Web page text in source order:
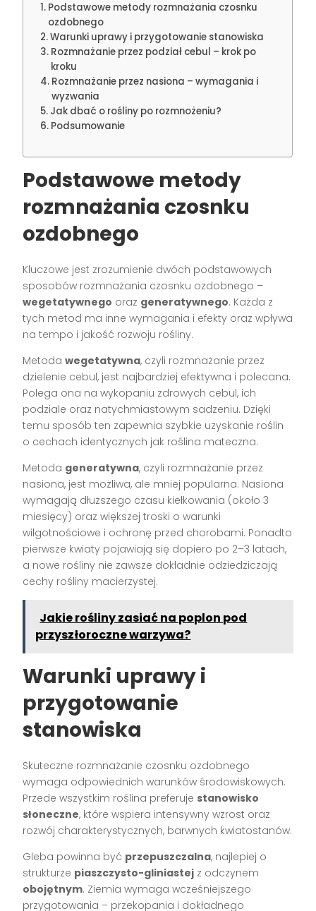
Podstawowe metody rozmnażania czosnku
ozdobnego
Warunki uprawy i przygotowanie stanowiska
Rozmnażanie przez podział cebul – krok po
kroku
Rozmnażanie przez nasiona – wymagania i
wyzwania
Jak dbać o rośliny po rozmnożeniu?
Podsumowanie
Podstawowe metody
rozmnażania czosnku
ozdobnego
Kluczowe jest zrozumienie dwóch podstawowych
sposobów rozmnażania czosnku ozdobnego –
wegetatywnego oraz generatywnego. Każda z
tych metod ma inne wymagania i efekty oraz wpływa
na tempo i jakość rozwoju rośliny.
Metodawegetatywna, czyli rozmnażanie przez
dzielenie cebul, jest najbardziej efektywna i polecana.
Polega ona na wykopaniu zdrowych cebul, ich
podziale oraz natychmiastowym sadzeniu. Dzięki
temu sposób ten zapewnia szybkie uzyskanie roślin
o cechach identycznych jak roślina mateczna.
Metoda generatywna, czyli rozmnażanie przez
nasiona, jest możliwa, ale mniej popularna. Nasiona
wymagają dłuższego czasu kiełkowania (około 3
miesięcy) oraz większej troski o warunki
wilgotnościowe i ochronę przed chorobami. Ponadto
pierwsze kwiaty pojawiają się dopiero po 2–3 latach,
a nowe rośliny nie zawsze dokładnie odziedziczają
cechy rośliny macierzystej.
Jakie rośliny zasiać na poplon pod
przyszłoroczne warzywa?
Warunki uprawy i
przygotowanie
stanowiska
Skuteczne rozmnażanie czosnku ozdobnego
wymaga odpowiednich warunków środowiskowych.
Przede wszystkim roślina preferuje stanowisko
słoneczne, które wspiera intensywny wzrost oraz
rozwój charakterystycznych, barwnych kwiatostanów.
Gleba powinna być przepuszczalna, najlepiej o
strukturze piaszczysto-gliniastej z odczynem
obojętnym. Ziemia wymaga wcześniejszego
przygotowania – przekopania i dokładnego